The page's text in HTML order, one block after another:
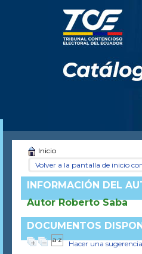
Inicio
Volver a la pantalla de inicio
INFORMACIÓN DEL
Autor Roberto Saba
DOCUMENTOS
Hacer una sugerencia